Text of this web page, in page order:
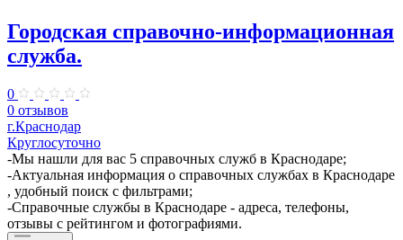
Городская справочно-информационная
служба.
0
0 отзывов
г.Краснодар
Круглосуточно
​-Мы нашли для вас 5 справочных служб в Краснодаре;
-Актуальная информация о справочных службах в Краснодаре
, удобный поиск с фильтрами;
-Справочные службы в Краснодаре - адреса, телефоны,
отзывы с рейтингом и фотографиями.